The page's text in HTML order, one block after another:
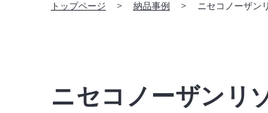
トップページ 納品事例 ニセコノーザン
ニセコノーザンリ